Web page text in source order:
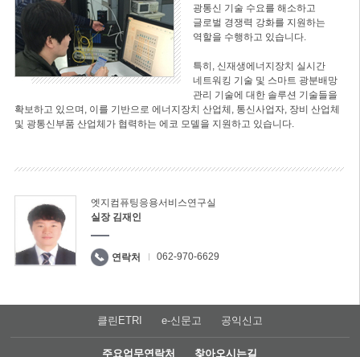
광통신 기술 수요를 해소하고
글로벌 경쟁력 강화를 지원하는
역할을 수행하고 있습니다.
특히, 신재생에너지장치 실시간
네트워킹 기술 및 스마트 광분배망
관리 기술에 대한 솔루션 기술들을
확보하고 있으며, 이를 기반으로 에너지장치 산업체, 통신사업자, 장비 산업체
및 광통신부품 산업체가 협력하는 에코 모델을 지원하고 있습니다.
엣지컴퓨팅응용서비스연구실
실장 김재인
연락처 062-970-6629
클린ETRI e-신문고 공익신고
주요업무연락처 찾아오시는길